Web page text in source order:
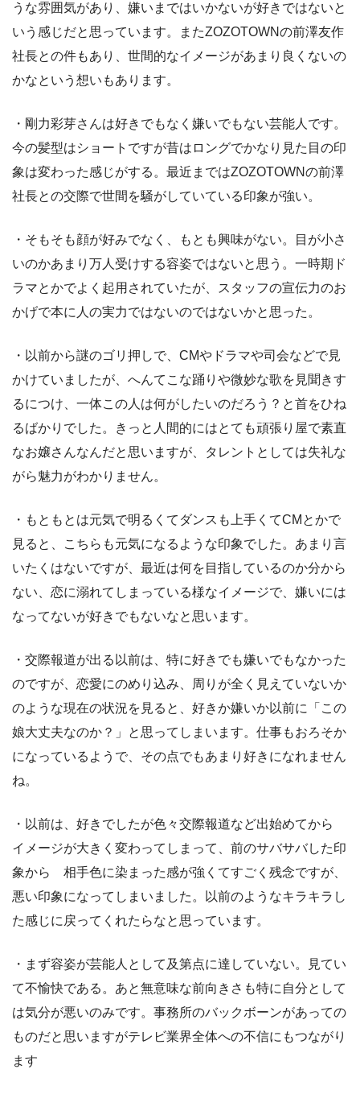
うな雰囲気があり、嫌いまではいかないが好きではないと
いう感じだと思っています。またZOZOTOWNの前澤友作
社長との件もあり、世間的なイメージがあまり良くないの
かなという想いもあります。
・剛力彩芽さんは好きでもなく嫌いでもない芸能人です。
今の髪型はショートですが昔はロングでかなり見た目の印
象は変わった感じがする。最近まではZOZOTOWNの前澤
社長との交際で世間を騒がしていている印象が強い。
・そもそも顔が好みでなく、もとも興味がない。目が小さ
いのかあまり万人受けする容姿ではないと思う。一時期ド
ラマとかでよく起用されていたが、スタッフの宣伝力のお
かげで本に人の実力ではないのではないかと思った。
・以前から謎のゴリ押しで、CMやドラマや司会などで見
かけていましたが、へんてこな踊りや微妙な歌を見聞きす
るにつけ、一体この人は何がしたいのだろう？と首をひね
るばかりでした。きっと人間的にはとても頑張り屋で素直
なお嬢さんなんだと思いますが、タレントとしては失礼な
がら魅力がわかりません。
・もともとは元気で明るくてダンスも上手くてCMとかで
見ると、こちらも元気になるような印象でした。あまり言
いたくはないですが、最近は何を目指しているのか分から
ない、恋に溺れてしまっている様なイメージで、嫌いには
なってないが好きでもないなと思います。
・交際報道が出る以前は、特に好きでも嫌いでもなかった
のですが、恋愛にのめり込み、周りが全く見えていないか
のような現在の状況を見ると、好きか嫌いか以前に「この
娘大丈夫なのか？」と思ってしまいます。仕事もおろそか
になっているようで、その点でもあまり好きになれません
ね。
・以前は、好きでしたが色々交際報道など出始めてから
イメージが大きく変わってしまって、前のサバサバした印
象から 相手色に染まった感が強くてすごく残念ですが、
悪い印象になってしまいました。以前のようなキラキラし
た感じに戻ってくれたらなと思っています。
・まず容姿が芸能人として及第点に達していない。見てい
て不愉快である。あと無意味な前向きさも特に自分として
は気分が悪いのみです。事務所のバックボーンがあっての
ものだと思いますがテレビ業界全体への不信にもつながり
ます